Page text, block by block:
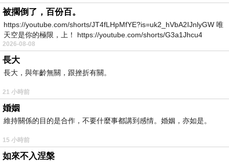
被擱倒了，百份百。
https://youtube.com/shorts/JT4fLHpMfYE?is=uk2_hVbA2IJnlyGW 唯
天空是你的極限，上！ https://youtube.com/shorts/G3a1Jhcu4
2026-08-08
長大
長大，與年齡無關，跟挫折有關。
21 小時前
婚姻
維持關係的目的是合作，不要什麼事都講到感情。婚姻，亦如是。
15 小時前
如來不入涅槃